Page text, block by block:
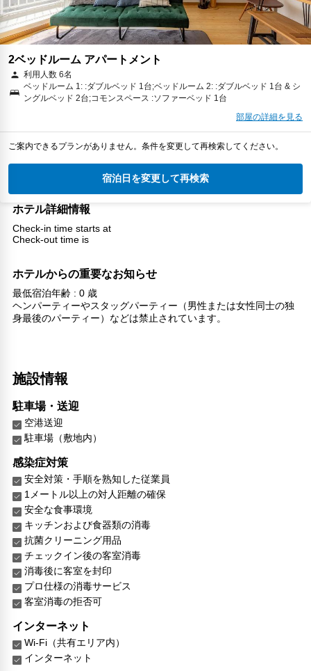
2ベッドルーム アパートメント
利用人数 6名
ベッドルーム 1: :ダブルベッド 1台;ベッドルーム 2: :ダブルベッド 1台 & シ
ングルベッド 2台;コモンスペース :ソファーベッド 1台
部屋の詳細を見る
ご案内できるプランがありません。条件を変更して再検索してください。
宿泊日を変更して再検索
ホテル詳細情報
Check-in time starts at
Check-out time is
ホテルからの重要なお知らせ
最低宿泊年齢 : 0 歳
ヘンパーティーやスタッグパーティー（男性または女性同士の独
身最後のパーティー）などは禁止されています。
施設情報
駐車場・送迎
空港送迎
駐車場（敷地内）
感染症対策
安全対策・手順を熟知した従業員
1メートル以上の対人距離の確保
安全な食事環境
キッチンおよび食器類の消毒
抗菌クリーニング用品
チェックイン後の客室消毒
消毒後に客室を封印
プロ仕様の消毒サービス
客室消毒の拒否可
インターネット
Wi-Fi（共有エリア内）
インターネット